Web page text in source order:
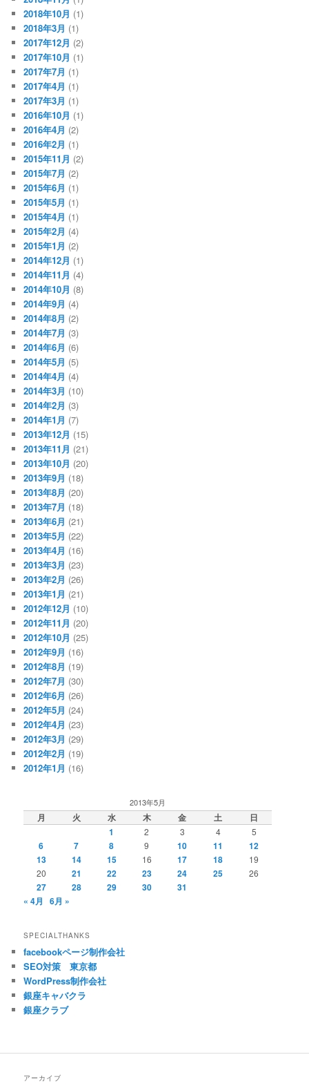
2018年10月 (1)
2018年3月 (1)
2017年12月 (2)
2017年10月 (1)
2017年7月 (1)
2017年4月 (1)
2017年3月 (1)
2016年10月 (1)
2016年4月 (2)
2016年2月 (1)
2015年11月 (2)
2015年7月 (2)
2015年6月 (1)
2015年5月 (1)
2015年4月 (1)
2015年2月 (4)
2015年1月 (2)
2014年12月 (1)
2014年11月 (4)
2014年10月 (8)
2014年9月 (4)
2014年8月 (2)
2014年7月 (3)
2014年6月 (6)
2014年5月 (5)
2014年4月 (4)
2014年3月 (10)
2014年2月 (3)
2014年1月 (7)
2013年12月 (15)
2013年11月 (21)
2013年10月 (20)
2013年9月 (18)
2013年8月 (20)
2013年7月 (18)
2013年6月 (21)
2013年5月 (22)
2013年4月 (16)
2013年3月 (23)
2013年2月 (26)
2013年1月 (21)
2012年12月 (10)
2012年11月 (20)
2012年10月 (25)
2012年9月 (16)
2012年8月 (19)
2012年7月 (30)
2012年6月 (26)
2012年5月 (24)
2012年4月 (23)
2012年3月 (29)
2012年2月 (19)
2012年1月 (16)
2013年5月
月 火 水 木 金 土
日
1
2 3 4 5
6 7 8 9 10 11
12
13
14 15 16 17 18
19
20
21 22 23 24 25 26
27 28 29 30
31
« 4月
6月 »
SPECIALTHANKS
facebookページ制作会社
SEO対策 東京都
WordPress制作会社
銀座キャバクラ
銀座クラブ
アーカイブ